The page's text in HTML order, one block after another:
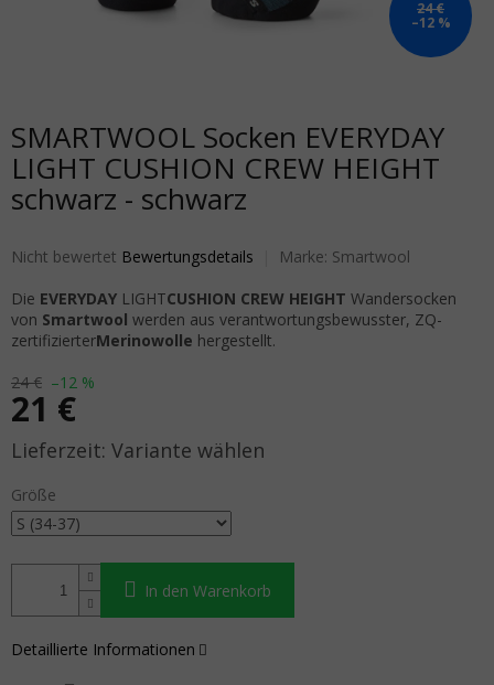
24 €
–12 %
SMARTWOOL Socken EVERYDAY
LIGHT CUSHION CREW HEIGHT
schwarz - schwarz
Die durchschnittliche Produktbewertung ist 0,0 von 5 Sternen.
Nicht bewertet Bewertungsdetails Marke: Smartwool
24 € –12 %
21 €
Verkaufspreis: Variante wählen
Größe
In den Warenkorb
Die EVERYDAY LIGHTCUSHION CREW HEIGHT Wandersocken
von Smartwool werden aus verantwortungsbewusster, ZQ-
zertifizierterMerinowolle hergestellt.
Detaillierte Informationen